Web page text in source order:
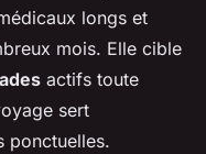
longs et
mois. Elle cible
actifs toute
sert
ponctuelles.